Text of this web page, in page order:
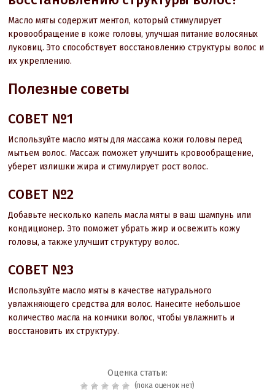
Масло мяты содержит ментол, который стимулирует
кровообращение в коже головы, улучшая питание волосяных
луковиц. Это способствует восстановлению структуры волос и
их укреплению.
Полезные советы
СОВЕТ №1
Используйте масло мяты для массажа кожи головы перед
мытьем волос. Массаж поможет улучшить кровообращение,
уберет излишки жира и стимулирует рост волос.
СОВЕТ №2
Добавьте несколько капель масла мяты в ваш шампунь или
кондиционер. Это поможет убрать жир и освежить кожу
головы, а также улучшит структуру волос.
СОВЕТ №3
Используйте масло мяты в качестве натурального
увлажняющего средства для волос. Нанесите небольшое
количество масла на кончики волос, чтобы увлажнить и
восстановить их структуру.
Оценка статьи:
(пока оценок нет)